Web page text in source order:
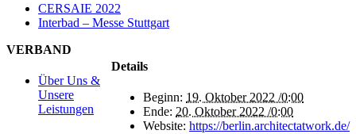
CERSAIE 2022
Interbad – Messe Stuttgart
Details
Beginn: 19. Oktober 2022 /0:00
Ende: 20. Oktober 2022 /0:00
Website: https://berlin.architectatwork.de/
VERBAND
Über Uns &
Unsere
Leistungen